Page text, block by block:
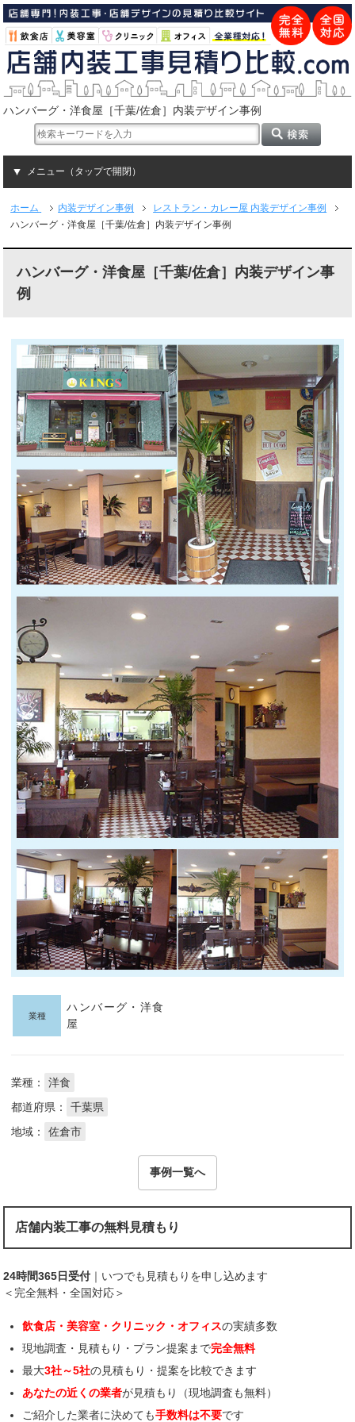
ハンバーグ・洋食屋［千葉/佐倉］内装デザイン事例
メニュー（タップで開閉）
ホーム 内装デザイン事例
レストラン・カレー屋 内装デザイン事例
ハンバーグ・洋食屋［千葉/佐倉］内装デザイン事例
ハンバーグ・洋食屋［千葉/佐倉］内装デザイン事
例
業種
ハンバーグ・洋食
屋
業種：
洋食
都道府県：
千葉県
地域：
佐倉市
事例一覧へ
店舗内装工事の無料見積もり
24時間365日受付 ｜いつでも見積もりを申し込めます
＜完全無料・全国対応＞
飲食店・美容室・クリニック・オフィスの実績多数
現地調査・見積もり・プラン提案まで完全無料
最大3社～5社の見積もり・提案を比較できます
あなたの近くの業者が見積もり（現地調査も無料）
ご紹介した業者に決めても手数料は不要です